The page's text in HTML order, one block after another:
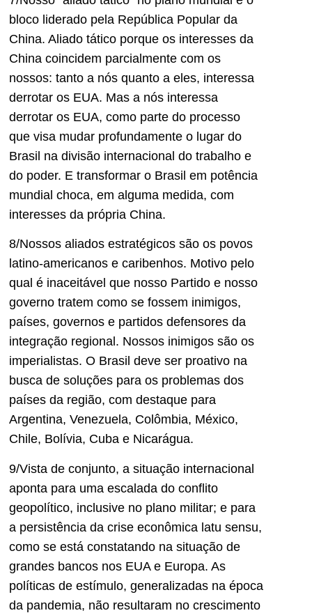
bloco liderado pela República Popular da
China. Aliado tático porque os interesses da
China coincidem parcialmente com os
nossos: tanto a nós quanto a eles, interessa
derrotar os EUA. Mas a nós interessa
derrotar os EUA, como parte do processo
que visa mudar profundamente o lugar do
Brasil na divisão internacional do trabalho e
do poder. E transformar o Brasil em potência
mundial choca, em alguma medida, com
interesses da própria China.
8/Nossos aliados estratégicos são os povos
latino-americanos e caribenhos. Motivo pelo
qual é inaceitável que nosso Partido e nosso
governo tratem como se fossem inimigos,
países, governos e partidos defensores da
integração regional. Nossos inimigos são os
imperialistas. O Brasil deve ser proativo na
busca de soluções para os problemas dos
países da região, com destaque para
Argentina, Venezuela, Colômbia, México,
Chile, Bolívia, Cuba e Nicarágua.
9/Vista de conjunto, a situação internacional
aponta para uma escalada do conflito
geopolítico, inclusive no plano militar; e para
a persistência da crise econômica latu sensu,
como se está constatando na situação de
grandes bancos nos EUA e Europa. As
políticas de estímulo, generalizadas na época
da pandemia, não resultaram no crescimento